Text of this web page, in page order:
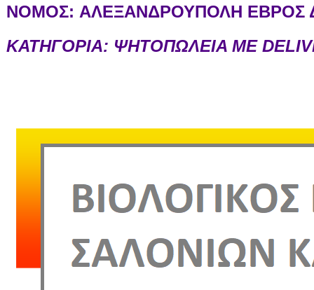
ΝΟΜΟΣ: ΑΛΕΞΑΝΔΡΟΥΠΟΛΗ ΕΒΡΟΣ
ΚΑΤΗΓΟΡΙΑ: ΨΗΤΟΠΩΛΕΙΑ ΜΕ